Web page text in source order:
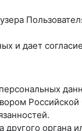
и дает
другого